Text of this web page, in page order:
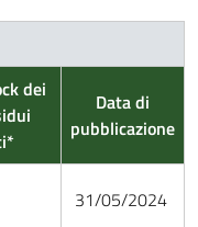
dei
Data di
pubblicazione
31/05/2024